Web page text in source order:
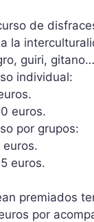
de
la
guiri,
individual:
euros.
por grupos:
euros.
euros.
premiados
por